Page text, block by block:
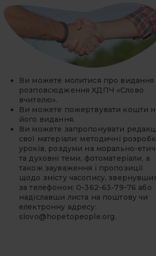
Ви можете молитися про видання
розповсюдження ХДПЧ «Слово
вчителю».
Ви можете пожертвувати кошти
його видання.
Ви можете запропонувати
свої матеріали: методичні
уроків, роздуми на морально-
та духовні теми, фотоматеріали, а
також зауваження і пропозиції
щодо змісту часопису,
за телефоном: 0-362-63-79-76 або
надіславши листа на поштову чи
електронну адресу:
slovo@hopetopeople.org.